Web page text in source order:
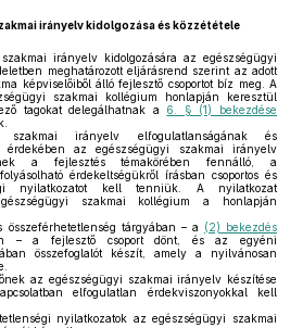
irányelv kidolgozása és közzététele
irányelv kidolgozására az egészségügyi
meghatározott eljárásrend szerint az adott
képviselőiből álló fejlesztő csoportot bíz meg. A
szakmai kollégium honlapján keresztül
tagokat delegálhatnak a 6. § (1) bekezdése
irányelv elfogulatlanságának és
érdekében az egészségügyi szakmai irányelv
a fejlesztés témakörében fennálló, a
érdekeltségükről írásban csoportos és
nyilatkozatot kell tenniük. A nyilatkozat
szakmai kollégium a honlapján
összeférhetetlenség tárgyában – a (2) bekezdés
– a fejlesztő csoport dönt, és az egyéni
összefoglalót készít, amely a nyilvánosan
az egészségügyi szakmai irányelv készítése
elfogulatlan érdekviszonyokkal kell
nyilatkozatok az egészségügyi szakmai